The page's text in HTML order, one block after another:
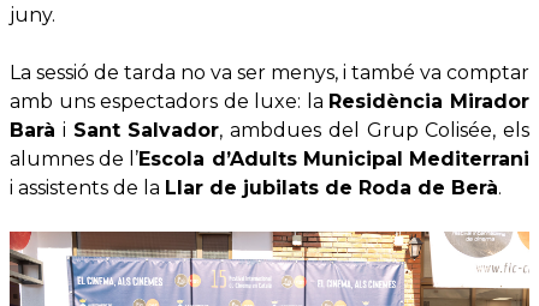
juny.
La sessió de tarda no va ser menys, i també va comptar
amb uns espectadors de luxe: la Residència Mirador
Barà i Sant Salvador, ambdues del Grup Colisée, els
alumnes de l’Escola d’Adults Municipal Mediterrani
i assistents de la Llar de jubilats de Roda de Berà.